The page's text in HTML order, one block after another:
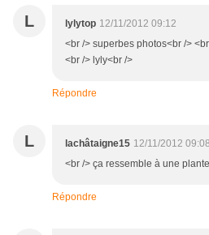
L lylytop 12/11/2012 09:12
<br /> superbes photos<br />
<br /> lyly<br />
Répondre
L lachâtaigne15 12/11/2012 09:08
<br /> ça ressemble à une
Répondre